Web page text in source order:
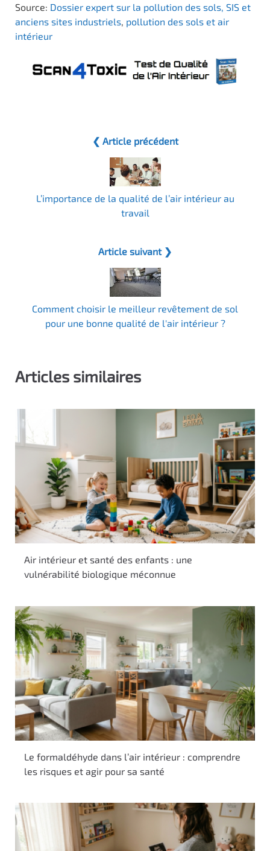
Source: Dossier expert sur la pollution des sols, SIS et
anciens sites industriels, pollution des sols et air
intérieur
❮ Article précédent
L’importance de la qualité de l’air intérieur au
travail
Article suivant ❯
Comment choisir le meilleur revêtement de sol
pour une bonne qualité de l'air intérieur ?
Articles similaires
Air intérieur et santé des enfants : une
vulnérabilité biologique méconnue
Le formaldéhyde dans l’air intérieur : comprendre
les risques et agir pour sa santé